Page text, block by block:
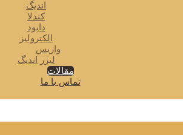
اندیگ
کندلا
دایود
الکترولیز
واریس
لیزر اندیگ
مقالات
تماس با ما